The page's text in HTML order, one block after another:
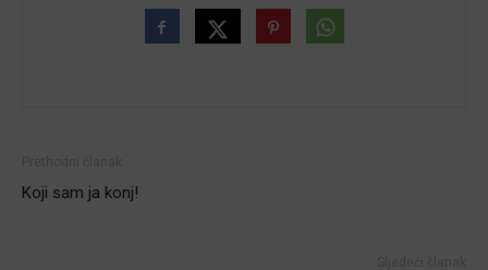
Koji sam ja konj!